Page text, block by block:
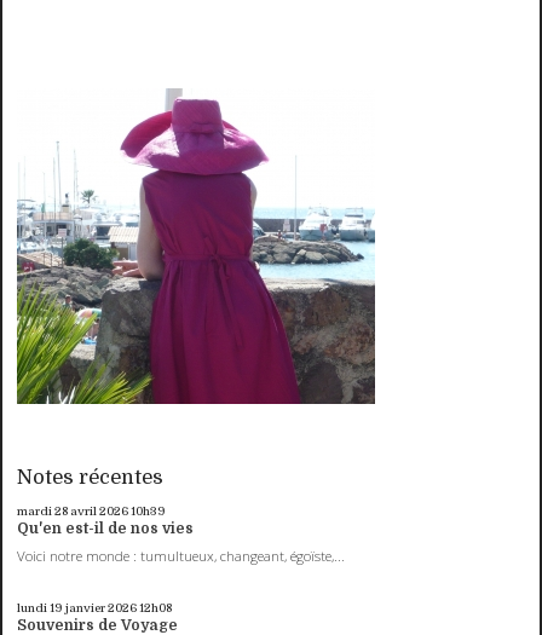
Notes récentes
mardi 28 avril 202610h39
Qu'en est-il de nos vies
Voici notre monde : tumultueux, changeant, égoïste,...
lundi 19 janvier 202612h08
Souvenirs de Voyage